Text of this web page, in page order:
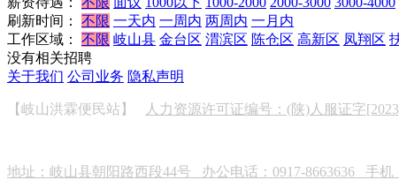
刷新时间：
不限 一天内 一周内 两周内 一月内
工作区域：
不限 岐山县 金台区 渭滨区 陈仓区 高新区 凤翔区
没有相关招聘
关于我们 公司业务 隐私声明
【岐山洪霖便民站】 人力资源许可证编号：(陕)人服证字
地址：岐山县朝阳路西段44号 办公电话：0917-8663636 手机